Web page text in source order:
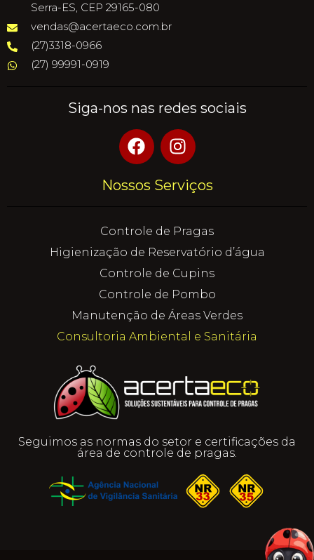
Serra-ES, CEP 29165-080
vendas@acertaeco.com.br
(27)3318-0966
(27) 99991-0919
Siga-nos nas redes sociais
Nossos Serviços
Controle de Pragas
Higienização de Reservatório d’água
Controle de Cupins
Controle de Pombo
Manutenção de Áreas Verdes
Consultoria Ambiental e Sanitária
Seguimos as normas do setor e certificações da
área de controle de pragas.